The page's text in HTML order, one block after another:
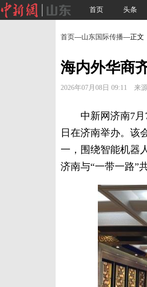
首页 头条
首页—山东国际传播—正文
海内外华商
2026年07月08日 09:11 来
中新网济南7月7
日在济南举办。该
一，围绕智能机器
济南与“一带一路”